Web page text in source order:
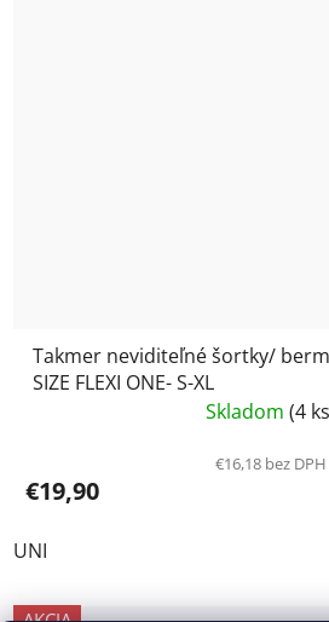
Takmer neviditeľné šortky/
SIZE FLEXI ONE- S-XL
Skladom (4
€16,18 bez DPH
€19,90
UNI